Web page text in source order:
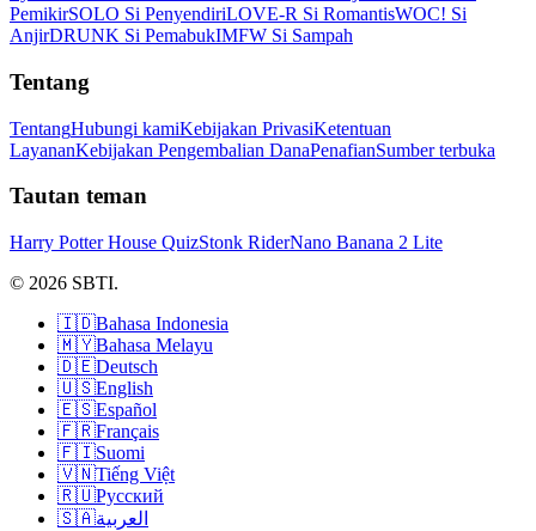
PemikirSOLO Si PenyendiriLOVE-R Si RomantisWOC! Si
AnjirDRUNK Si PemabukIMFW Si Sampah
Tentang
TentangHubungi kamiKebijakan PrivasiKetentuan
LayananKebijakan Pengembalian DanaPenafianSumber terbuka
Tautan teman
Harry Potter House QuizStonk RiderNano Banana 2 Lite
© 2026 SBTI.
🇮🇩Bahasa Indonesia
🇲🇾Bahasa Melayu
🇩🇪Deutsch
🇺🇸English
🇪🇸Español
🇫🇷Français
🇫🇮Suomi
🇻🇳Tiếng Việt
🇷🇺Русский
🇸🇦العربية